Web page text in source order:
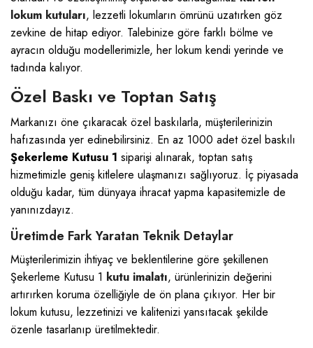
lokum kutuları, lezzetli lokumların ömrünü uzatırken göz
zevkine de hitap ediyor. Talebinize göre farklı bölme ve
ayracın olduğu modellerimizle, her lokum kendi yerinde ve
tadında kalıyor.
Özel Baskı ve Toptan Satış
Markanızı öne çıkaracak özel baskılarla, müşterilerinizin
hafızasında yer edinebilirsiniz. En az 1000 adet özel baskılı
Şekerleme Kutusu 1 siparişi alınarak, toptan satış
hizmetimizle geniş kitlelere ulaşmanızı sağlıyoruz. İç piyasada
olduğu kadar, tüm dünyaya ihracat yapma kapasitemizle de
yanınızdayız.
Üretimde Fark Yaratan Teknik Detaylar
Müşterilerimizin ihtiyaç ve beklentilerine göre şekillenen
Şekerleme Kutusu 1 kutu imalatı, ürünlerinizin değerini
artırırken koruma özelliğiyle de ön plana çıkıyor. Her bir
lokum kutusu, lezzetinizi ve kalitenizi yansıtacak şekilde
özenle tasarlanıp üretilmektedir.